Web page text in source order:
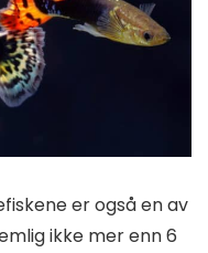
er også en av
ikke mer enn 6